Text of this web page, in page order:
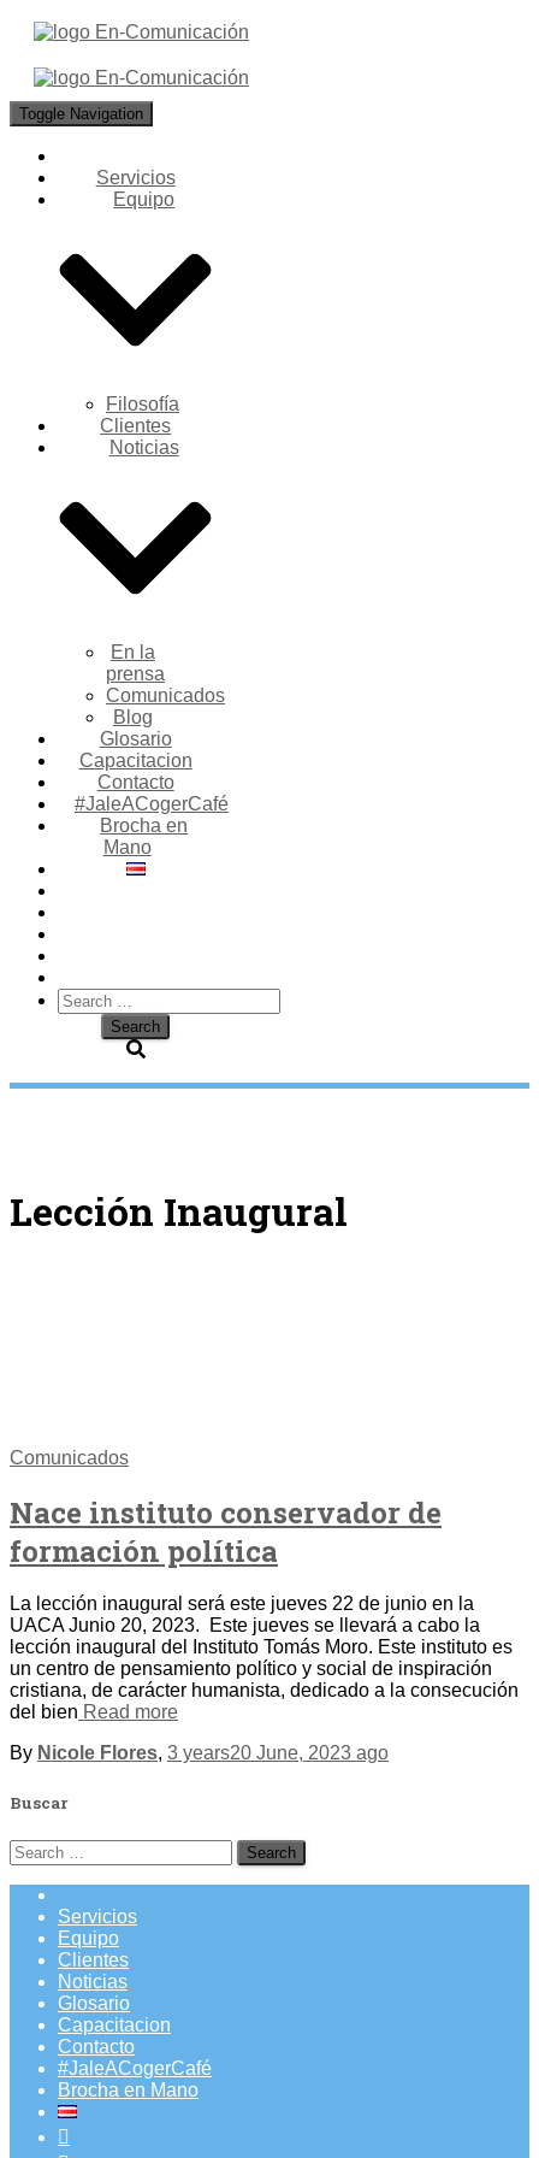
Toggle Navigation
Servicios
Equipo
Filosofía
Clientes
Noticias
En la
prensa
Comunicados
Blog
Glosario
Capacitacion
Contacto
#JaleACogerCafé
Brocha en
Mano
Search
for:
Lección Inaugural
Comunicados
Nace instituto conservador de
formación política
La lección inaugural será este jueves 22 de junio en la
UACA Junio 20, 2023. Este jueves se llevará a cabo la
lección inaugural del Instituto Tomás Moro. Este instituto es
un centro de pensamiento político y social de inspiración
cristiana, de carácter humanista, dedicado a la consecución
del bien Read more
By Nicole Flores, 3 years20 June, 2023 ago
Buscar
Search
for:
Servicios
Equipo
Clientes
Noticias
Glosario
Capacitacion
Contacto
#JaleACogerCafé
Brocha en Mano